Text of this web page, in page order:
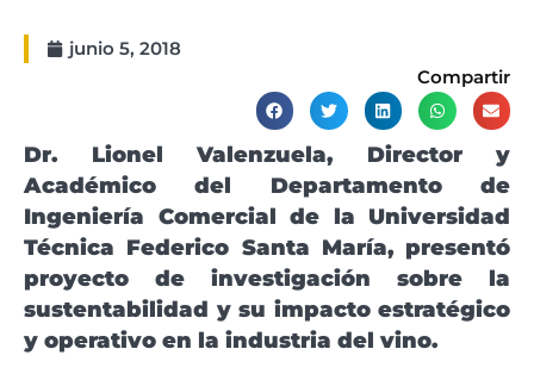
junio 5, 2018
Compartir
Dr. Lionel Valenzuela, Director y
Académico del Departamento de
Ingeniería Comercial de la Universidad
Técnica Federico Santa María, presentó
proyecto de investigación sobre la
sustentabilidad y su impacto estratégico
y operativo en la industria del vino.